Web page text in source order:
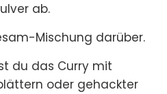
ab.
Mischung darüber.
du das Curry mit
oder gehackter